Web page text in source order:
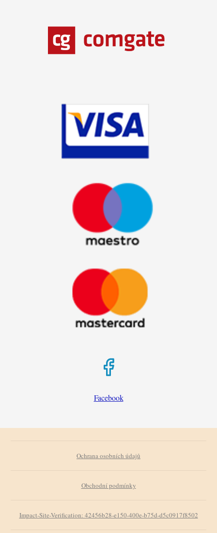
Facebook
Ochrana osobních údajů
Obchodní podmínky
Impact-Site-Verification: 42456b28-e150-400e-b75d-d5c0917f8502